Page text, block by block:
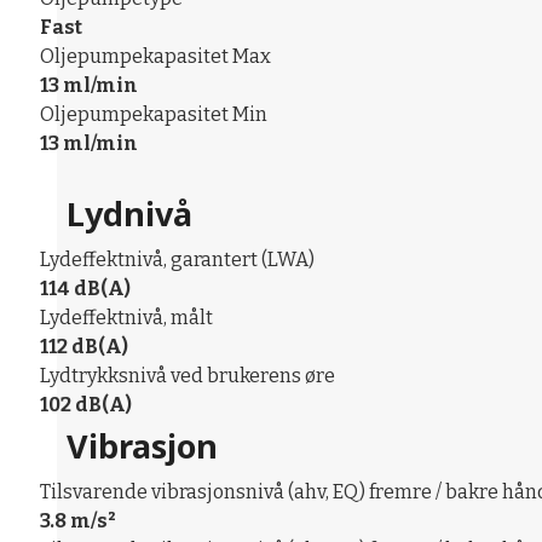
Fast
Oljepumpekapasitet Max
13 ml/min
Oljepumpekapasitet Min
13 ml/min
Lydnivå
Lydeffektnivå, garantert (LWA)
114 dB(A)
Lydeffektnivå, målt
112 dB(A)
Lydtrykksnivå ved brukerens øre
102 dB(A)
Vibrasjon
Tilsvarende vibrasjonsnivå (ahv, EQ) fremre / bakre
3.8 m/s²